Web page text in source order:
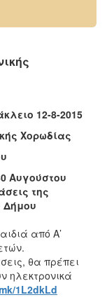
12-8-2015
Χορωδίας
Αυγούστου
της
Δήμου
από Α’
θα πρέπει
ηλεκτρονικά
1L2dkLd